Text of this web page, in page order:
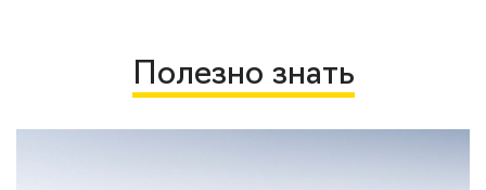
Полезно знать